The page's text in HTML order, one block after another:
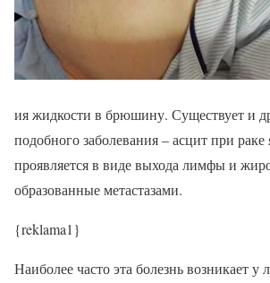
ия жидкости в брюшину. Существует и
подобного заболевания – асцит при
проявляется в виде выхода лимфы и
образованные метастазами.
{reklama1}
Наиболее часто эта болезнь возникает у